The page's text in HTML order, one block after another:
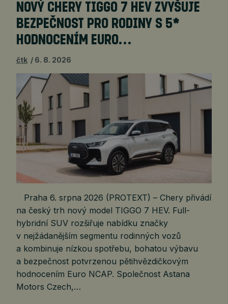
NOVÝ CHERY TIGGO 7 HEV ZVYŠUJE
BEZPEČNOST PRO RODINY S 5*
HODNOCENÍM EURO…
čtk 6. 8. 2026
Praha 6. srpna 2026 (PROTEXT) – Chery přivádí
na český trh nový model TIGGO 7 HEV. Full-
hybridní SUV rozšiřuje nabídku značky
v nejžádanějším segmentu rodinných vozů
a kombinuje nízkou spotřebu, bohatou výbavu
a bezpečnost potvrzenou pětihvězdičkovým
hodnocením Euro NCAP. Společnost Astana
Motors Czech,…